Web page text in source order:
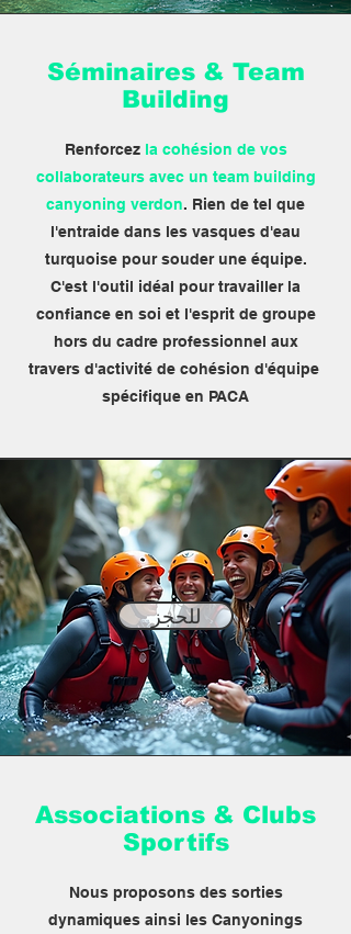
Séminaires & Team
Building
Renforcez la cohésion de vos
collaborateurs avec un team building
canyoning verdon. Rien de tel que
l'entraide dans les vasques d'eau
turquoise pour souder une équipe.
C'est l'outil idéal pour travailler la
confiance en soi et l'esprit de groupe
hors du cadre professionnel aux
travers d'activité de cohésion d'équipe
spécifique en PACA
للحجز
Associations & Clubs
Sportifs
Nous proposons des sorties
dynamiques ainsi les Canyonings